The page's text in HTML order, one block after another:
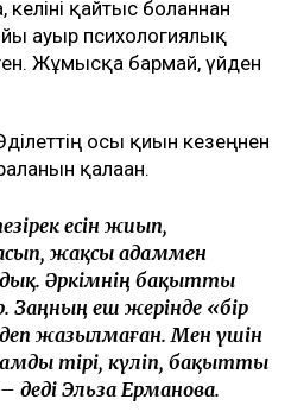
бас тартпаймын»
жәбірленуші
мәлімдеді.
қаламын. Бұл істі
дейін жеткізгім келеді.
дейін жеткізгім
істі аяқта» деген
бас тартсам, «Екінші
бәрінен бас тартып
Бұл хейттің тағы бір
Мен ондайды
ол.